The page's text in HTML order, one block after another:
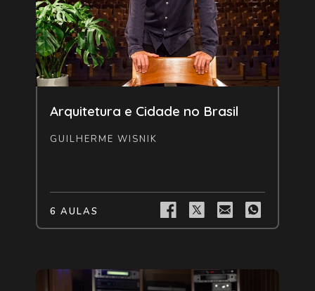
Arquitetura e Cidade no Brasil
GUILHERME WISNIK
6 AULAS